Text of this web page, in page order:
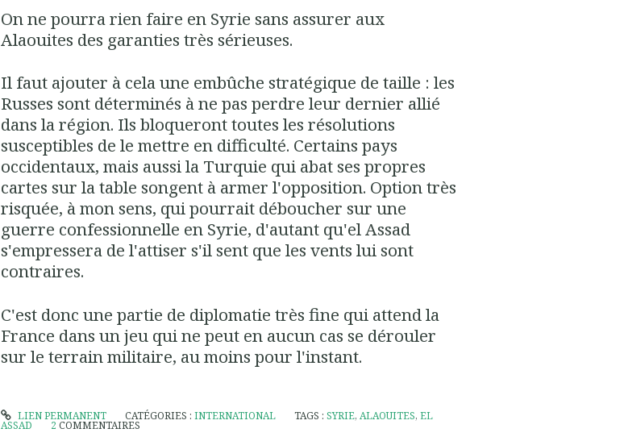
On ne pourra rien faire en Syrie sans assurer aux
Alaouites des garanties très sérieuses.
Il faut ajouter à cela une embûche stratégique de taille : les
Russes sont déterminés à ne pas perdre leur dernier allié
dans la région. Ils bloqueront toutes les résolutions
susceptibles de le mettre en difficulté. Certains pays
occidentaux, mais aussi la Turquie qui abat ses propres
cartes sur la table songent à armer l'opposition. Option très
risquée, à mon sens, qui pourrait déboucher sur une
guerre confessionnelle en Syrie, d'autant qu'el Assad
s'empressera de l'attiser s'il sent que les vents lui sont
contraires.
C'est donc une partie de diplomatie très fine qui attend la
France dans un jeu qui ne peut en aucun cas se dérouler
sur le terrain militaire, au moins pour l'instant.
LIEN PERMANENT CATÉGORIES : INTERNATIONAL TAGS : SYRIE, ALAOUITES, EL
ASSAD 2 COMMENTAIRES